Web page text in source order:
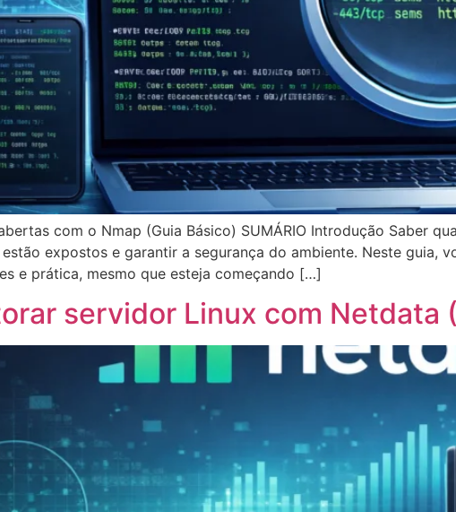
com o Nmap (Guia Básico) SUMÁRIO Introdução Saber
expostos e garantir a segurança do ambiente. Neste guia,
e prática, mesmo que esteja começando […]
servidor Linux com Netdata